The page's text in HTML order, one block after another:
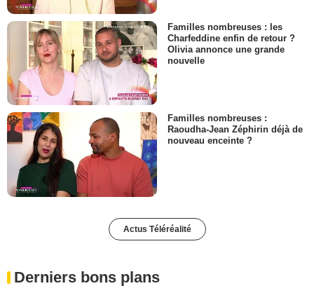
Familles nombreuses : les
Charfeddine enfin de retour ?
Olivia annonce une grande
nouvelle
Familles nombreuses :
Raoudha-Jean Zéphirin déjà de
nouveau enceinte ?
Actus Téléréalité
Derniers bons plans